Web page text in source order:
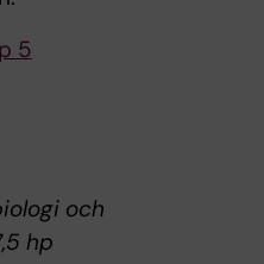
5
och
hp